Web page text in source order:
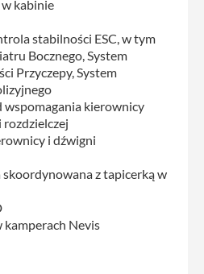
kabinie
stabilności ESC, w tym
Bocznego, System
Przyczepy, System
wspomagania kierownicy
rozdzielczej
i dźwigni
skoordynowana z tapicerką w
kamperach Nevis